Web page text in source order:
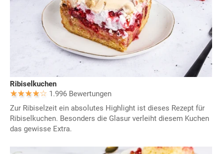
Ribiselkuchen
1.996 Bewertungen
Zur Ribiselzeit ein absolutes Highlight ist dieses Rezept für
Ribiselkuchen. Besonders die Glasur verleiht diesem Kuchen
das gewisse Extra.